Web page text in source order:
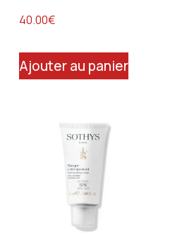
40.00€
Ajouter au panier